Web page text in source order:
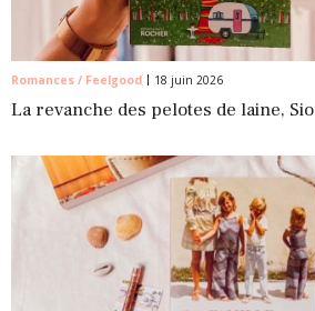
Romances / Feelgood 18 juin 2026
La revanche des pelotes de laine,